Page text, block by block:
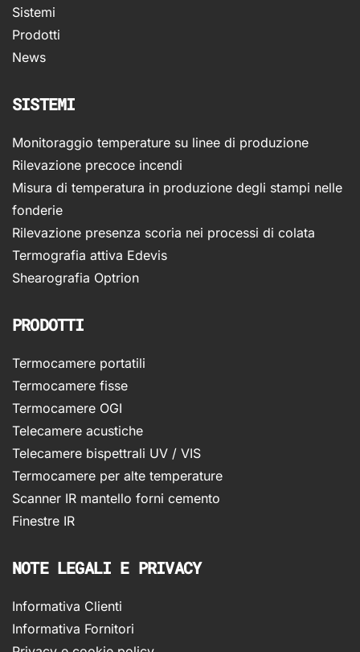
Sistemi
Prodotti
News
SISTEMI
Monitoraggio temperature su linee di produzione
Rilevazione precoce incendi
Misura di temperatura in produzione degli stampi nelle
fonderie
Rilevazione presenza scoria nei processi di colata
Termografia attiva Edevis
Shearografia Optrion
PRODOTTI
Termocamere portatili
Termocamere fisse
Termocamere OGI
Telecamere acustiche
Telecamere bispettrali UV / VIS
Termocamere per alte temperature
Scanner IR mantello forni cemento
Finestre IR
NOTE LEGALI E PRIVACY
Informativa Clienti
Informativa Fornitori